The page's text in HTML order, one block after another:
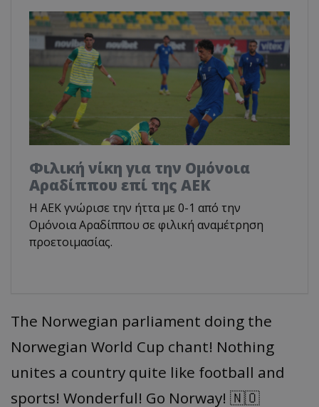
Φιλική νίκη για την Ομόνοια
Αραδίππου επί της ΑΕΚ
Η ΑΕΚ γνώρισε την ήττα με 0-1 από την
Ομόνοια Αραδίππου σε φιλική αναμέτρηση
προετοιμασίας.
The Norwegian parliament doing the
Norwegian World Cup chant! Nothing
unites a country quite like football and
sports! Wonderful! Go Norway! 🇳🇴